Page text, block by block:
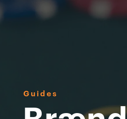
Guides